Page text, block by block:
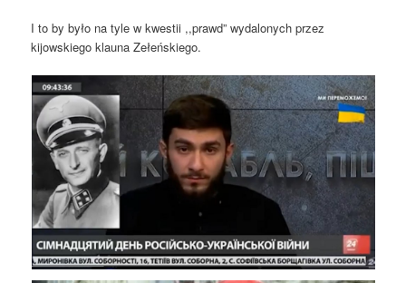
I to by było na tyle w kwestii ,,prawd” wydalonych przez
kijowskiego klauna Zełeńskiego.